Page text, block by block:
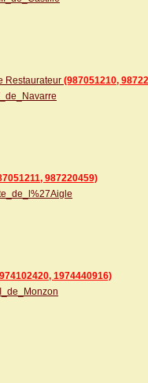
Restaurateur (987051210,
987220459)
1974440916)